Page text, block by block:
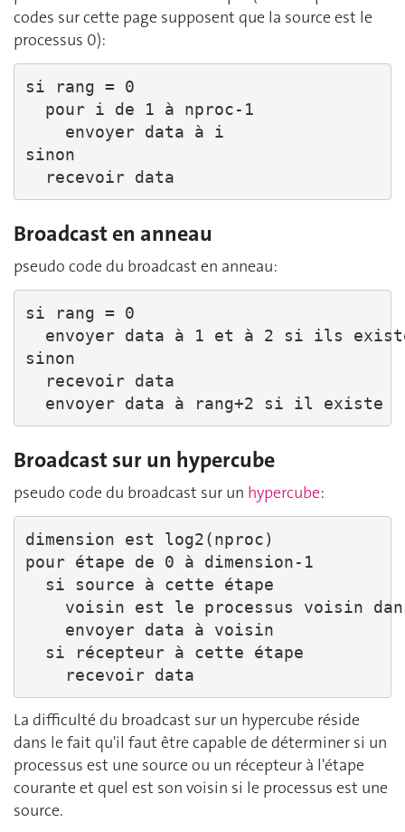
codes sur cette page supposent que la source est le
processus 0):
si rang = 0
  pour i de 1 à nproc-1
    envoyer data à i
sinon
  recevoir data
Broadcast en anneau
pseudo code du broadcast en anneau:
si rang = 0
envoyer data à 1 et à 2 si ils
sinon
  recevoir data
  envoyer data à rang+2 si il existe
Broadcast sur un hypercube
pseudo code du broadcast sur un hypercube:
dimension est log2(nproc)
pour étape de 0 à dimension-1
  si source à cette étape
voisin est le processus voisin
    envoyer data à voisin
  si récepteur à cette étape
    recevoir data
La difficulté du broadcast sur un hypercube réside
dans le fait qu'il faut être capable de déterminer si un
processus est une source ou un récepteur à l'étape
courante et quel est son voisin si le processus est une
source.